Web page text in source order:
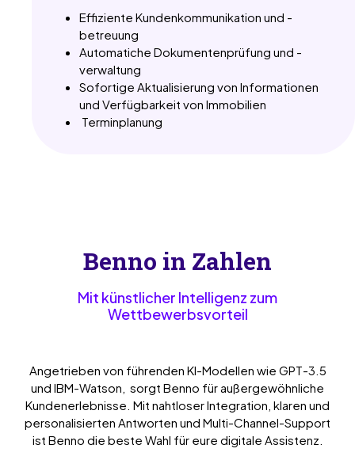
Effiziente Kundenkommunikation und -
betreuung
Automatiche Dokumentenprüfung und -
verwaltung
Sofortige Aktualisierung von Informationen
und Verfügbarkeit von Immobilien
Terminplanung
Benno in Zahlen
Mit künstlicher Intelligenz zum
Wettbewerbsvorteil
Angetrieben von führenden KI-Modellen wie GPT-3.5
und IBM-Watson, sorgt Benno für außergewöhnliche
Kundenerlebnisse. Mit nahtloser Integration, klaren und
personalisierten Antworten und Multi-Channel-Support
ist Benno die beste Wahl für eure digitale Assistenz.